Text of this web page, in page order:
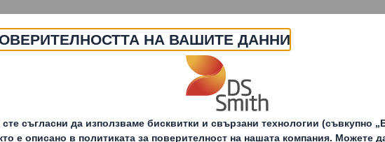
За нас Продукти и услуги
Пазари